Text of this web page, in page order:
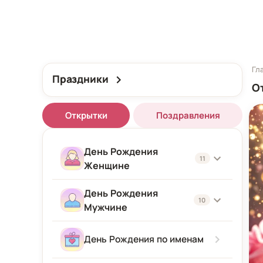
Праздники
Открытки Поздравления
День Рождения
Женщине
11
Женщине
Подруге
Девушке
День Рождения
Мужчине
10
Мужчине
День Рождения по именам